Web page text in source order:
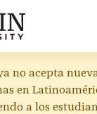
no acepta
en
a los